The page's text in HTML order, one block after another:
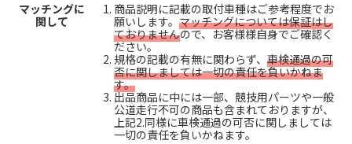
マッチングに
関して
商品説明に記載の取付車種はご参考程度でお
願いします。 マッチングについては保証はし
ておりませんので、お客様様自身でご確認く
ださい。
規格の記載の有無に関わらず、 車検通過の可
否に関しましては一切の責任を負いかねま
す。
出品商品に中には一部、競技用パーツや一般
公道走行不可の商品も含まれておりますが、
上記2.同様に車検通過の可否に関しましては
一切の責任を負いかねます。